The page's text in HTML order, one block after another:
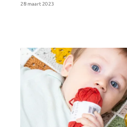
28 maart 2023